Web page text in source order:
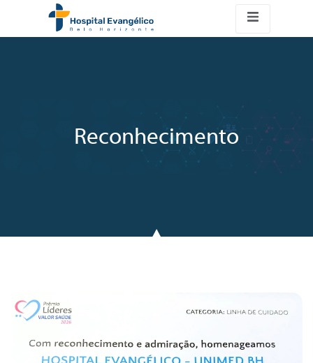
Reconhecimento